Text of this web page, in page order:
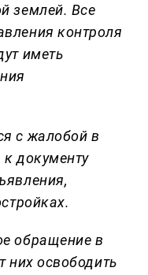
землей. Все
контроля
иметь
с жалобой в
к документу
обращение в
них освободить